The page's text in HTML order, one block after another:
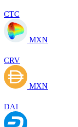
CTC
MXN
CRV
MXN
DAI